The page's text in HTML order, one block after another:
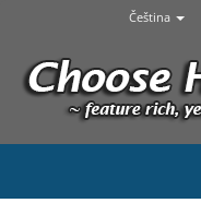
Čeština